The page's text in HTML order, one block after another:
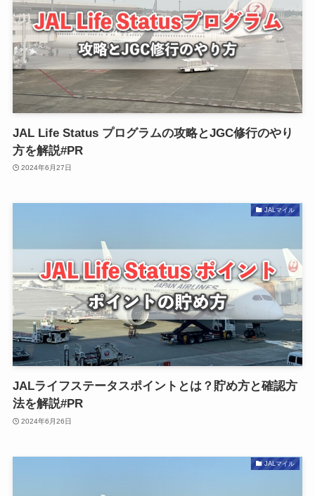
JAL Life Status プログラムの攻略とJGC修行のやり
方を解説#PR
2024年6月27日
JALマイル
JALライフステータスポイントとは？貯め方と確認方
法を解説#PR
2024年6月26日
JALマイル